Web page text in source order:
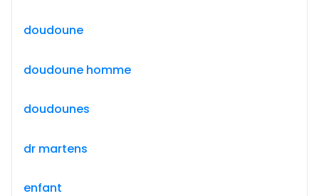
doudoune
doudoune homme
doudounes
dr martens
enfant